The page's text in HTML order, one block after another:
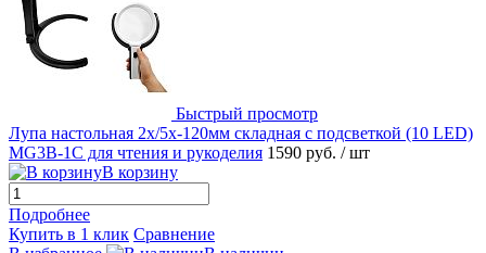
Быстрый просмотр
Лупа настольная 2x/5x-120мм складная с подсветкой (10 LED)
MG3B-1C для чтения и рукоделия 1590 руб. / шт
В корзину
Подробнее
Купить в 1 клик Сравнение